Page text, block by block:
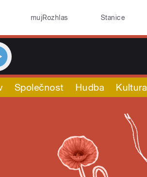
mujRozhlas Stanice
Společnost Hudba Kultura